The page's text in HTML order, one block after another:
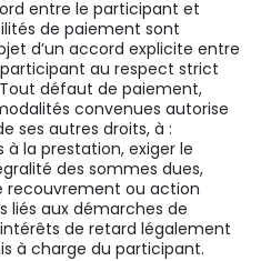
entre le participant et
de paiement sont
d’un accord explicite entre
au respect strict
défaut de paiement,
convenues autorise
ses autres droits, à :
à la prestation, exiger le
des sommes dues,
recouvrement ou action
liés aux démarches de
de retard légalement
à charge du participant.